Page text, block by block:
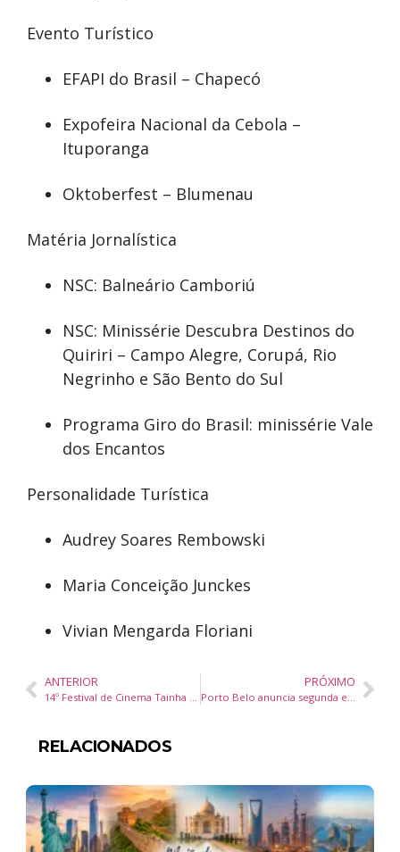
Evento Turístico
EFAPI do Brasil – Chapecó
Expofeira Nacional da Cebola –
Ituporanga
Oktoberfest – Blumenau
Matéria Jornalística
NSC: Balneário Camboriú
NSC: Minissérie Descubra Destinos do
Quiriri – Campo Alegre, Corupá, Rio
Negrinho e São Bento do Sul
Programa Giro do Brasil: minissérie Vale
dos Encantos
Personalidade Turística
Audrey Soares Rembowski
Maria Conceição Junckes
Vivian Mengarda Floriani
ANTERIOR
14º Festival de Cinema Tainha Dourada celebra audiovisual catarinense em Itajaí
PRÓXIMO
Porto Belo anuncia segunda edição da Phacz Run, reforçando corrida de rua e estilo de vida saudável em SC
RELACIONADOS